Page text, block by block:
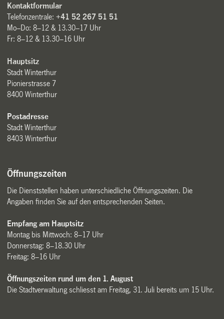
Kontaktformular
Telefonzentrale:+41 52 267 51 51
Mo–Do: 8–12 & 13.30–17 Uhr
Fr: 8–12 & 13.30–16 Uhr
Hauptsitz
Stadt Winterthur
Pionierstrasse 7
8400 Winterthur
Postadresse
Stadt Winterthur
8403 Winterthur
Öffnungszeiten
Die Dienststellen haben unterschiedliche Öffnungszeiten. Die
Angaben finden Sie auf den entsprechenden Seiten.
Empfang am Hauptsitz
Montag bis Mittwoch: 8–17 Uhr
Donnerstag: 8–18.30 Uhr
Freitag: 8–16 Uhr
Öffnungszeiten rund um den 1. August
Die Stadtverwaltung schliesst am Freitag, 31. Juli bereits um 15 Uhr.